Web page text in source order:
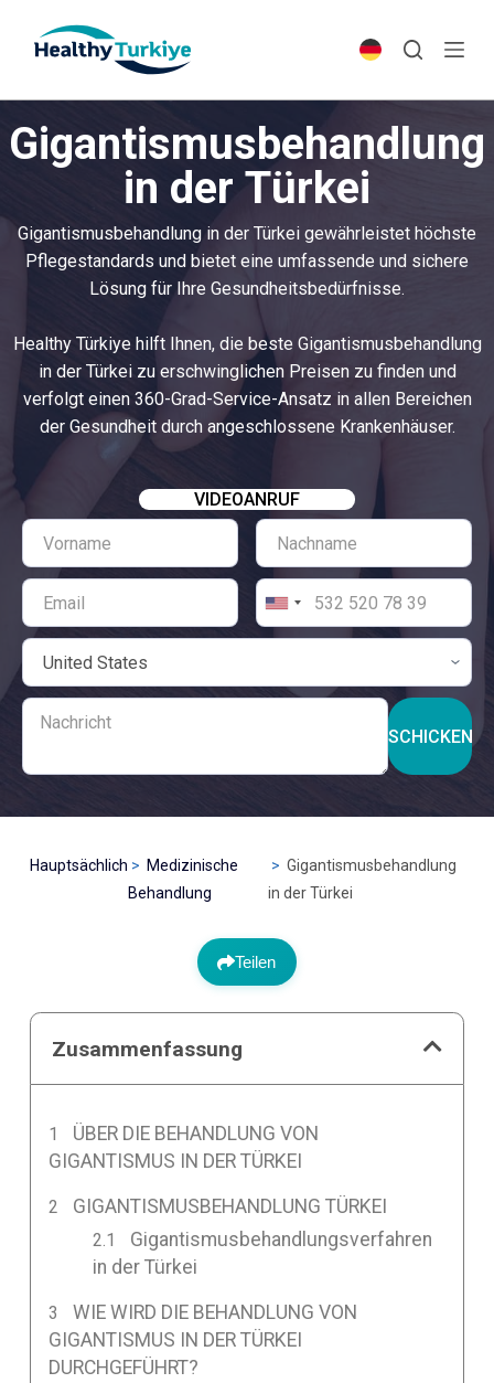
p
t
o
n
t
t
Gigantismusbehandlung
in der Türkei
Gigantismusbehandlung in der Türkei gewährleistet höchste
Pflegestandards und bietet eine umfassende und sichere
Lösung für Ihre Gesundheitsbedürfnisse.
Healthy Türkiye hilft Ihnen, die beste Gigantismusbehandlung
in der Türkei zu erschwinglichen Preisen zu finden und
verfolgt einen 360-Grad-Service-Ansatz in allen Bereichen
der Gesundheit durch angeschlossene Krankenhäuser.
VIDEOANRUF
SCHICKEN
Hauptsächlich
Medizinische
Behandlung
Gigantismusbehandlung
in der Türkei
Teilen
Zusammenfassung
ÜBER DIE BEHANDLUNG VON
GIGANTISMUS IN DER TÜRKEI
GIGANTISMUSBEHANDLUNG TÜRKEI
Gigantismusbehandlungsverfahren
in der Türkei
WIE WIRD DIE BEHANDLUNG VON
GIGANTISMUS IN DER TÜRKEI
DURCHGEFÜHRT?